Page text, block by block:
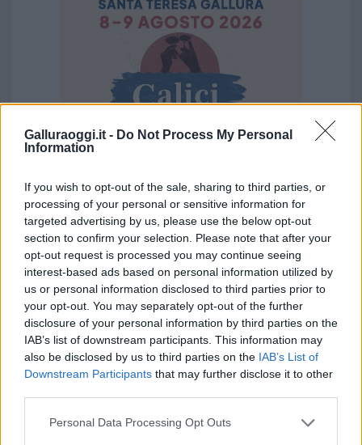
Galluraoggi.it - Do Not Process My Personal
Information
If you wish to opt-out of the sale, sharing to third parties, or
processing of your personal or sensitive information for
targeted advertising by us, please use the below opt-out
section to confirm your selection. Please note that after your
opt-out request is processed you may continue seeing
interest-based ads based on personal information utilized by
us or personal information disclosed to third parties prior to
your opt-out. You may separately opt-out of the further
disclosure of your personal information by third parties on the
IAB’s list of downstream participants. This information may
also be disclosed by us to third parties on the IAB’s List of
Downstream Participants that may further disclose it to other
Please note that this website/app uses one or more Google
Personal Data Processing Opt Outs
Vuoi rimuovere le pubblicità nazionali?
Puoi abbonarti asoli € 1,10 al mese
cliccandoqui
Sei già abbonato?
Puoi effettuare l'accesso andando nella